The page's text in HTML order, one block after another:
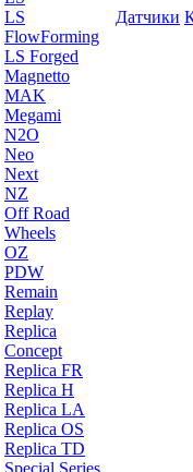
LS
FlowForming
LS Forged
Magnetto
MAK
Megami
N2O
Neo
Next
NZ
Off Road
Wheels
OZ
PDW
Remain
Replay
Replica
Concept
Replica FR
Replica H
Replica LA
Replica OS
Replica TD
Special Series
Датчики